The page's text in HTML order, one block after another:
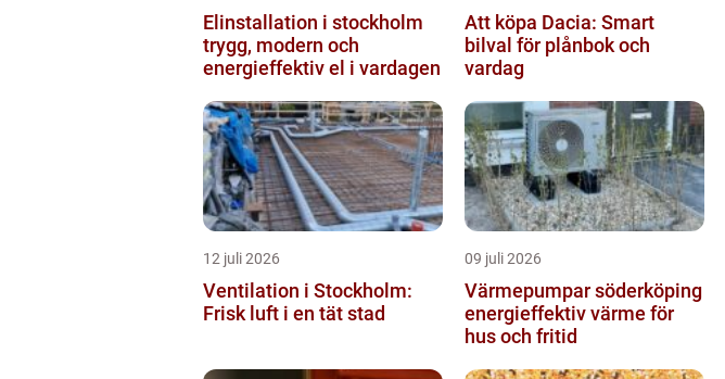
Elinstallation i stockholm
trygg, modern och
energieffektiv el i vardagen
Att köpa Dacia: Smart
bilval för plånbok och
vardag
12 juli 2026
Ventilation i Stockholm:
Frisk luft i en tät stad
09 juli 2026
Värmepumpar söderköping
energieffektiv värme för
hus och fritid